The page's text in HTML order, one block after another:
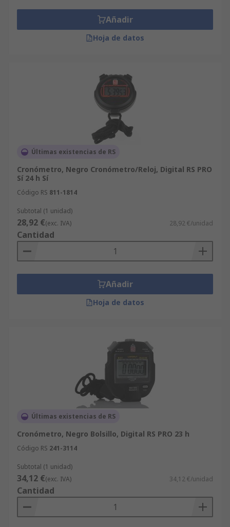
barrera para facilitar el distanciamiento social
entre personas y a veces se denominan pantallas
de distanciamiento social. Mediante el uso de
Añadir
Hoja de datos
Últimas existencias de RS
Cronómetro, Negro Cronómetro/Reloj, Digital RS PRO
Sí 24 h Sí
Código RS 811-1814
Subtotal (1 unidad)
28,92 €(exc. IVA) 28,92 €/unidad
Cantidad
Añadir
Hoja de datos
Últimas existencias de RS
Cronómetro, Negro Bolsillo, Digital RS PRO 23 h
Código RS 241-3114
Subtotal (1 unidad)
34,12 €(exc. IVA) 34,12 €/unidad
Cantidad